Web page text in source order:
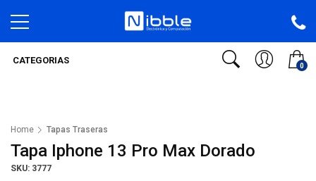
0
CATEGORIAS
Home Tapas Traseras
Tapa Iphone 13 Pro Max Dorado
SKU: 3777